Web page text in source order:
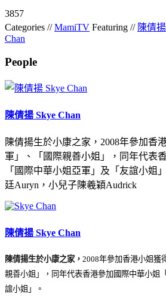
3857
Categories //MamiTV Featuring // 陳倩
Chan
People
陳倩揚 Skye Chan
陳倩揚生於小康之家，2008年參加香
軍」、「國際親善小姐」，同年代表
「國際中華小姐亞軍」及「友誼小姐
廷Auryn，小兒子陳羲穎Audrick
陳倩揚 Skye Chan
陳倩揚生於小康之家， 2008年參加香港小姐獲
親善小姐」，同年代表香港參加國際中華小姐
誼小姐」。